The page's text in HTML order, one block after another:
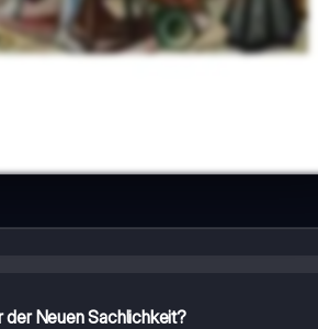
Neuen Sachlichkeit?